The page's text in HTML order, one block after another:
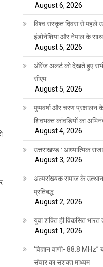
August 6, 2026
विश्व संस्कृत दिवस से पहले
इंडोनेशिया और नेपाल के
August 5, 2026
ऑरेंज अलर्ट को देखते हुए
सीएम
August 5, 2026
पुष्पवर्षा और चरण प्रक्षालन
शिवभक्त कांवड़ियों का
August 4, 2026
उत्तराखण्ड : आध्यात्मिक
August 3, 2026
अल्पसंख्यक समाज के उत्थान
प्रतिबद्ध
August 2, 2026
युवा शक्ति ही विकसित
August 1, 2026
‘विज्ञान वाणी- 88.8 MHz”
संचार का सशक्त माध्यम